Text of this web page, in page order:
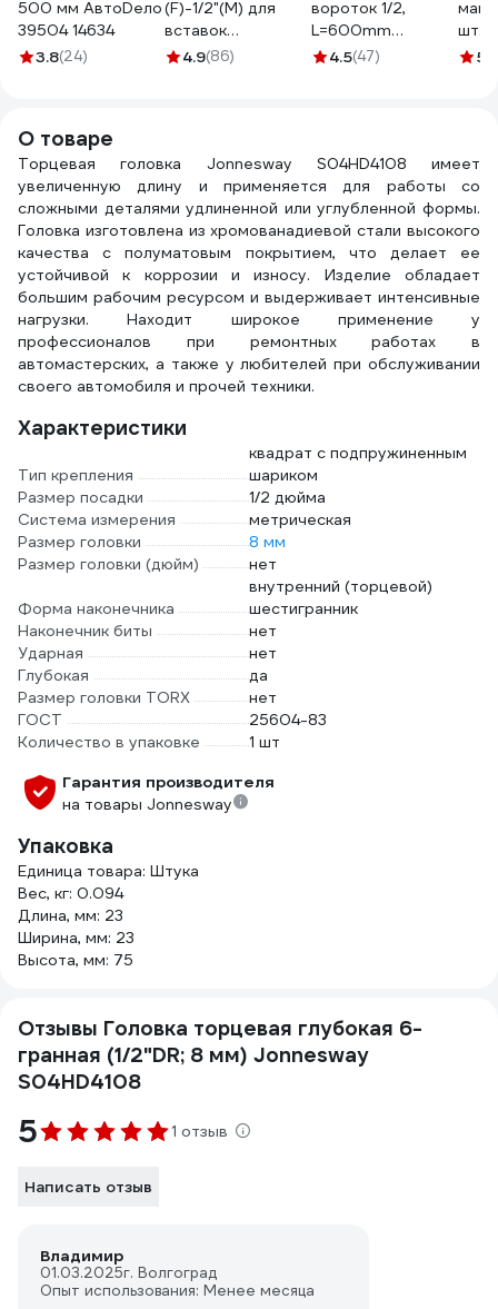
500 мм АвтоDело
39504 14634
3.8(24)
(F)-1/2"(M) для
вставок
Jonnesway
4.9(86)
вороток 1/2,
L=600mm
АвтоDело 39740
4.5(47)
шт.
5
О товаре
Торцевая головка Jonnesway S04HD4108 имеет
увеличенную длину и применяется для работы со
сложными деталями удлиненной или углубленной формы.
Головка изготовлена из хромованадиевой стали высокого
качества с полуматовым покрытием, что делает ее
устойчивой к коррозии и износу. Изделие обладает
большим рабочим ресурсом и выдерживает интенсивные
нагрузки. Находит широкое применение у
профессионалов при ремонтных работах в
автомастерских, а также у любителей при обслуживании
своего автомобиля и прочей техники.
Характеристики
Тип крепления
квадрат с подпружиненным
шариком
Размер посадки
1/2 дюйма
Система измерения
метрическая
Размер головки
8 мм
Размер головки (дюйм)
нет
Форма наконечника
внутренний (торцевой)
шестигранник
Наконечник биты
нет
Ударная
нет
Глубокая
да
Размер головки TORX
нет
ГОСТ
25604-83
Количество в упаковке
1 шт
Гарантия производителя
на товары Jonnesway
Упаковка
Единица товара: Штука
Вес, кг: 0.094
Длина, мм: 23
Ширина, мм: 23
Высота, мм: 75
Отзывы Головка торцевая глубокая 6-
гранная (1/2"DR; 8 мм) Jonnesway
S04HD4108
5 1 отзыв
Написать отзыв
Владимир
01.03.2025г. Волгоград
Опыт использования: Менее месяца